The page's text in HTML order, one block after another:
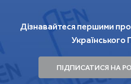
Дізнавайтеся першими про
Українського
ПІДПИСАТИСЯ НА